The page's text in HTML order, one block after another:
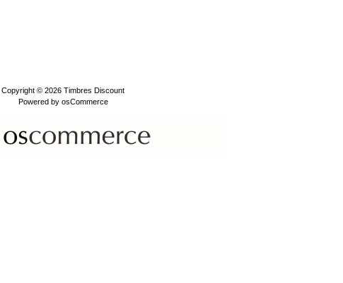
Copyright © 2026 Timbres Discount
Powered by osCommerce